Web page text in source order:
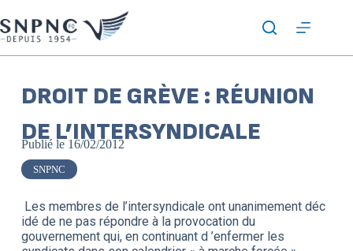
DROIT DE GRÈVE : RÉUNION
DE L’INTERSYNDICALE
Publié le 16/02/2012
SNPNC
Les membres de l’intersyndicale ont unanimement déc
idé de ne pas répondre à la provocation du
gouvernement qui, en continuant d ’enfermer les